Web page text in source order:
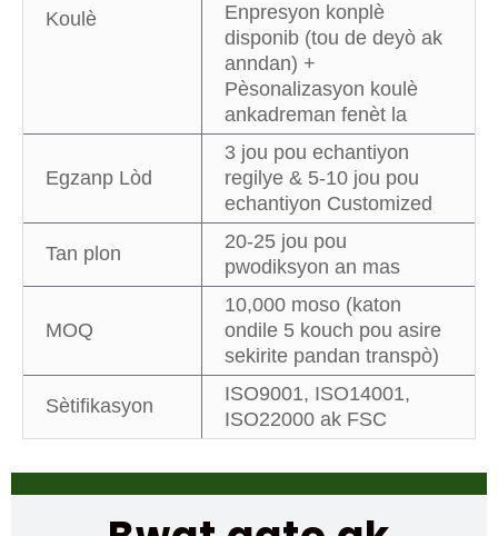
Koulè
Enpresyon konplè
disponib (tou de deyò ak
anndan) +
Pèsonalizasyon koulè
ankadreman fenèt la
Egzanp Lòd
3 jou pou echantiyon
regilye & 5-10 jou pou
echantiyon Customized
Tan plon
20-25 jou pou
pwodiksyon an mas
MOQ
10,000 moso (katon
ondile 5 kouch pou asire
sekirite pandan transpò)
Sètifikasyon
ISO9001, ISO14001,
ISO22000 ak FSC